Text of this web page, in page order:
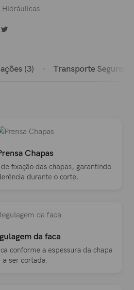
(3) Transporte Seguro
Chapas
fixação das chapas, garantindo
durante o corte.
da faca
conforme a espessura da chapa
a ser cortada.